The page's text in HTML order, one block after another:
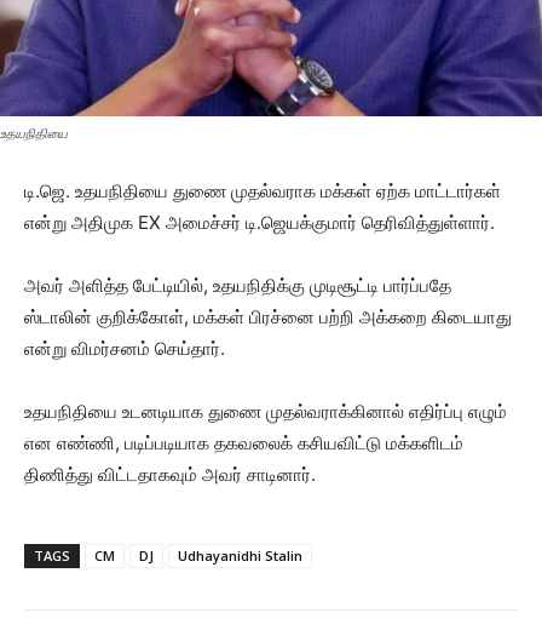
உதயநிதியை
டி.ஜெ. உதயநிதியை துணை முதல்வராக மக்கள் ஏற்க மாட்டார்கள்
என்று அதிமுக EX அமைச்சர் டி.ஜெயக்குமார் தெரிவித்துள்ளார்.
அவர் அளித்த பேட்டியில், உதயநிதிக்கு முடிசூட்டி பார்ப்பதே
ஸ்டாலின் குறிக்கோள், மக்கள் பிரச்னை பற்றி அக்கறை கிடையாது
என்று விமர்சனம் செய்தார்.
உதயநிதியை உடனடியாக துணை முதல்வராக்கினால் எதிர்ப்பு எழும்
என எண்ணி, படிப்படியாக தகவலைக் கசியவிட்டு மக்களிடம்
திணித்து விட்டதாகவும் அவர் சாடினார்.
TAGS CM DJ Udhayanidhi Stalin